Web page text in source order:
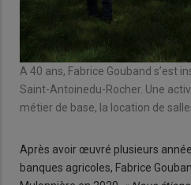
A 40 ans, Fabrice Gouband s’est
Saint-Antoinedu-Rocher. Une
métier de base, la location de
Après avoir œuvré plusieurs
banques agricoles, Fabrice